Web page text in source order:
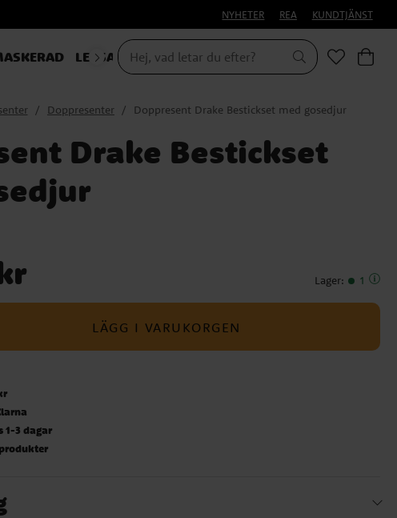
NYHETER REA KUNDTJÄNST
LEKSAKER & PRESENTER
Doppresenter Doppresent Drake Bestickset med gosedjur
Drake Bestickset
Lager: 1
LÄGG I VARUKORGEN
1-3 dagar